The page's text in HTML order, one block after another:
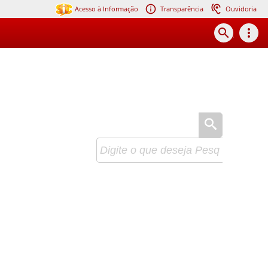
Acesso à Informação Transparência Ouvidoria
search more_vert